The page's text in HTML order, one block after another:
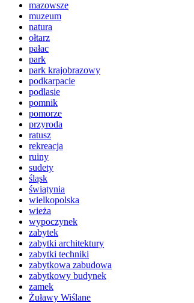
mazowsze
muzeum
natura
ołtarz
pałac
park
park krajobrazowy
podkarpacie
podlasie
pomnik
pomorze
przyroda
ratusz
rekreacja
ruiny
sudety
śląsk
świątynia
wielkopolska
wieża
wypoczynek
zabytek
zabytki architektury
zabytki techniki
zabytkowa zabudowa
zabytkowy budynek
zamek
Żuławy Wiślane